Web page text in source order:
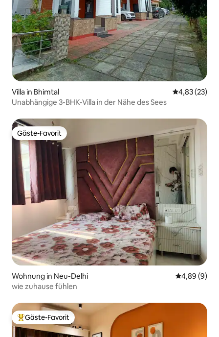
Villa in Bhimtal
4,83 (23)
Unabhängige 3-BHK-Villa in der Nähe des Sees
Gäste-Favorit
Gäste-Favorit
Wohnung in Neu-Delhi
4,89 (9)
wie zuhause fühlen
Beliebter Gäste-Favorit.
Gäste-Favorit